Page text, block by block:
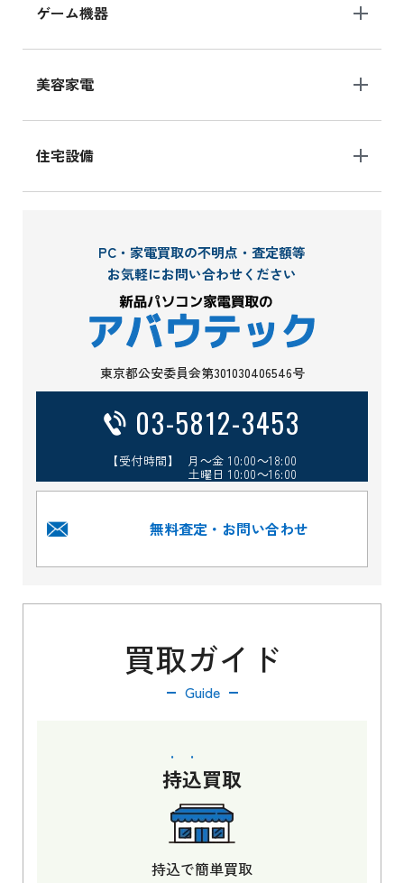
ゲーム機器
美容家電
住宅設備
PC・家電買取の不明点・査定額等
お気軽にお問い合わせください
東京都公安委員会第301030406546号
03-5812-3453
【受付時間】 月～金 10:00～18:00
土曜日 10:00～16:00
無料査定・お問い合わせ
買取ガイド
Guide
持込買取
持込で簡単買取